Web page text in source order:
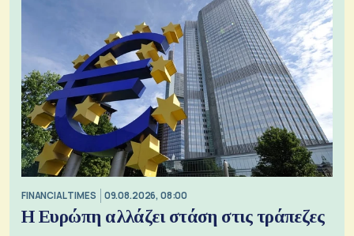
FINANCIAL TIMES 09.08.2026, 08:00
Η Ευρώπη αλλάζει στάση στις τράπεζες